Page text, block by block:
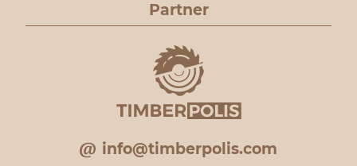
Partner
info@timberpolis.com